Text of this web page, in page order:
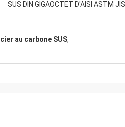
SUS DIN GIGAOCTET D'AISI ASTM JIS
au carbone SUS,